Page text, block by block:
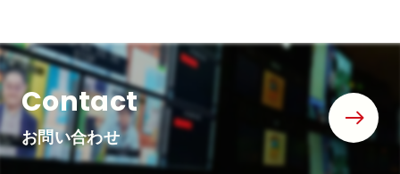
Contact
お問い合わせ